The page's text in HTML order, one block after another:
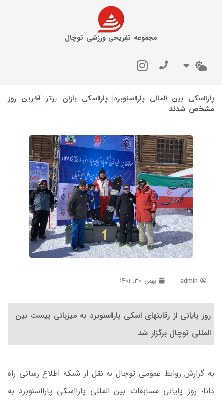
مجموعه تفریحی ورزشی توچال
پارااسکی بین المللی پارااسنوبرد| پارااسکی بازان برتر آخرین روز
مشخص شدند
admin بهمن 30, 1401
روز پایانی از رقابتهای اسکی پارااسنوبرد به میزبانی پیست بین
المللی توچال برگزار شد
به گزارش روابط عمومی توچال به نقل از شبکه اطلاع رسانی راه
دانا؛ روز پایانی مسابقات بین المللی پارااسکی پارااسنوبرد به